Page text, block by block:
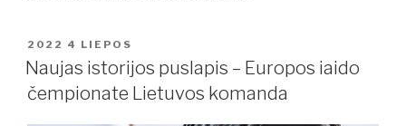
PASKELBTA
2022 4 LIEPOS
Naujas istorijos puslapis – Europos iaido
čempionate Lietuvos komanda